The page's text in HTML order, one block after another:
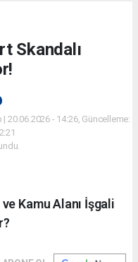
Skandalı
20.06.2026 - 14:26, Güncelleme:
Kamu Alanı İşgali